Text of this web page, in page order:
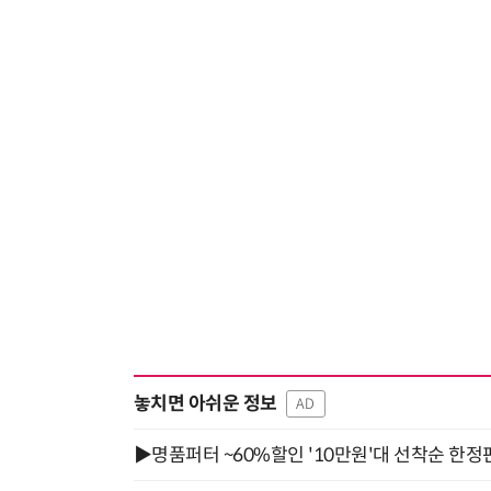
놓치면 아쉬운 정보 AD
▶명품퍼터 ~60%할인 '10만원'대 선착순 한정